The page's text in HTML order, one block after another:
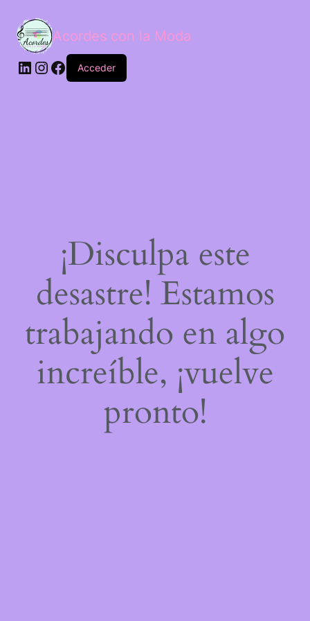
Acordes con la Moda
Acceder
¡Disculpa este
desastre! Estamos
trabajando en algo
increíble, ¡vuelve
pronto!